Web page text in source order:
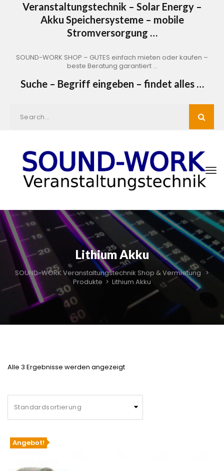
Veranstaltungstechnik – Solar Energy –
Akku Speichersysteme – mobile
Stromversorgung …
SOUND-WORK SHOP – GUTES einfach mieten oder kaufen –
beste Beratung garantiert …
Suche – Begriff eingeben – findet alles …
Lithium Akku
SOUND-WORK Veranstaltungstechnik Shop & Vermietung >
Produkte > Lithium Akku
Alle 3 Ergebnisse werden angezeigt
Angebot!